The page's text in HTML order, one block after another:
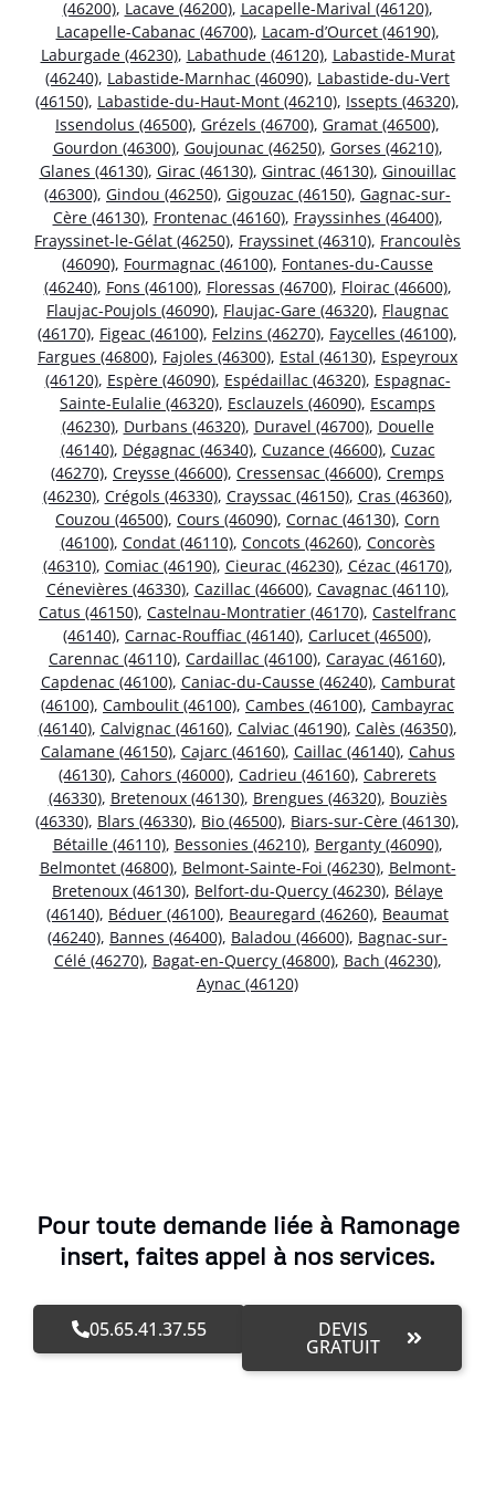
(46200), Lacave (46200), Lacapelle-Marival (46120),
Lacapelle-Cabanac (46700), Lacam-d’Ourcet (46190),
Laburgade (46230), Labathude (46120), Labastide-Murat
(46240), Labastide-Marnhac (46090), Labastide-du-Vert
(46150), Labastide-du-Haut-Mont (46210), Issepts (46320),
Issendolus (46500), Grézels (46700), Gramat (46500),
Gourdon (46300), Goujounac (46250), Gorses (46210),
Glanes (46130), Girac (46130), Gintrac (46130), Ginouillac
(46300), Gindou (46250), Gigouzac (46150), Gagnac-sur-
Cère (46130), Frontenac (46160), Frayssinhes (46400),
Frayssinet-le-Gélat (46250), Frayssinet (46310), Francoulès
(46090), Fourmagnac (46100), Fontanes-du-Causse
(46240), Fons (46100), Floressas (46700), Floirac (46600),
Flaujac-Poujols (46090), Flaujac-Gare (46320), Flaugnac
(46170), Figeac (46100), Felzins (46270), Faycelles (46100),
Fargues (46800), Fajoles (46300), Estal (46130), Espeyroux
(46120), Espère (46090), Espédaillac (46320), Espagnac-
Sainte-Eulalie (46320), Esclauzels (46090), Escamps
(46230), Durbans (46320), Duravel (46700), Douelle
(46140), Dégagnac (46340), Cuzance (46600), Cuzac
(46270), Creysse (46600), Cressensac (46600), Cremps
(46230), Crégols (46330), Crayssac (46150), Cras (46360),
Couzou (46500), Cours (46090), Cornac (46130), Corn
(46100), Condat (46110), Concots (46260), Concorès
(46310), Comiac (46190), Cieurac (46230), Cézac (46170),
Cénevières (46330), Cazillac (46600), Cavagnac (46110),
Catus (46150), Castelnau-Montratier (46170), Castelfranc
(46140), Carnac-Rouffiac (46140), Carlucet (46500),
Carennac (46110), Cardaillac (46100), Carayac (46160),
Capdenac (46100), Caniac-du-Causse (46240), Camburat
(46100), Camboulit (46100), Cambes (46100), Cambayrac
(46140), Calvignac (46160), Calviac (46190), Calès (46350),
Calamane (46150), Cajarc (46160), Caillac (46140), Cahus
(46130), Cahors (46000), Cadrieu (46160), Cabrerets
(46330), Bretenoux (46130), Brengues (46320), Bouziès
(46330), Blars (46330), Bio (46500), Biars-sur-Cère (46130),
Bétaille (46110), Bessonies (46210), Berganty (46090),
Belmontet (46800), Belmont-Sainte-Foi (46230), Belmont-
Bretenoux (46130), Belfort-du-Quercy (46230), Bélaye
(46140), Béduer (46100), Beauregard (46260), Beaumat
(46240), Bannes (46400), Baladou (46600), Bagnac-sur-
Célé (46270), Bagat-en-Quercy (46800), Bach (46230),
Aynac (46120)
Pour toute demande liée à Ramonage
insert, faites appel à nos services.
05.65.41.37.55 DEVIS
GRATUIT